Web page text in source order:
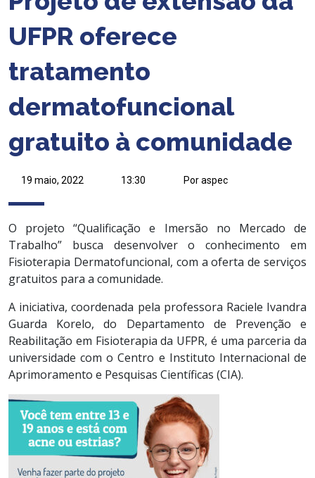
UFPR oferece
tratamento
dermatofuncional
gratuito à comunidade
19 maio, 2022 13:30 Por aspec
O projeto “Qualificação e Imersão no Mercado de
Trabalho” busca desenvolver o conhecimento em
Fisioterapia Dermatofuncional, com a oferta de serviços
gratuitos para a comunidade.
A iniciativa, coordenada pela professora Raciele Ivandra
Guarda Korelo, do Departamento de Prevenção e
Reabilitação em Fisioterapia da UFPR, é uma parceria da
universidade com o Centro e Instituto Internacional de
Aprimoramento e Pesquisas Científicas (CIA).